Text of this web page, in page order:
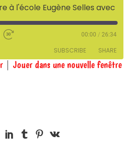
00:00 / 26:34
SUBSCRIBE SHARE
Jouer dans une nouvelle fenêtre